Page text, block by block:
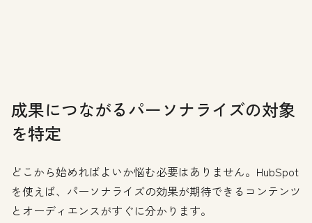
成果につながるパーソナライズの対象
を特定
どこから始めればよいか悩む必要はありません。HubSpot
を使えば、パーソナライズの効果が期待できるコンテンツ
とオーディエンスがすぐに分かります。